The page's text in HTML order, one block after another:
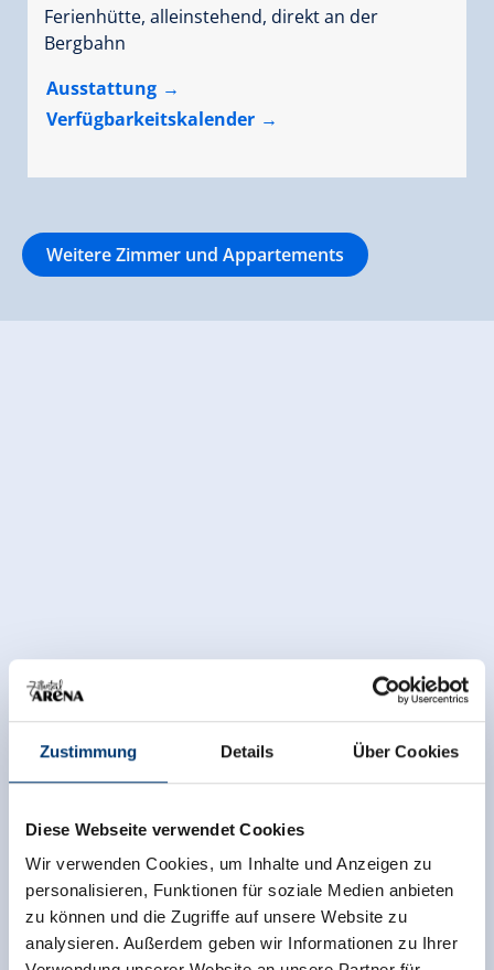
Zustimmung Details Über Cookies
Diese Webseite verwendet Cookies
Wir verwenden Cookies, um Inhalte und Anzeigen zu
personalisieren, Funktionen für soziale Medien anbieten
zu können und die Zugriffe auf unsere Website zu
analysieren. Außerdem geben wir Informationen zu Ihrer
Ferienhütte, alleinstehend, direkt an der
Bergbahn
Ausstattung
Verfügbarkeitskalender
Weitere Zimmer und Appartements
Ausstattung der Unterkunft
🔮 Haustiere erlaubt 🐈